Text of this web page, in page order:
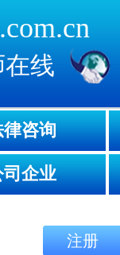
线
咨询
企业
注册